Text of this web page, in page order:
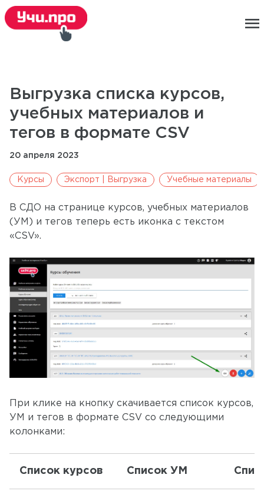
menu
Выгрузка списка курсов,
учебных материалов и
тегов в формате CSV
20 апреля 2023
Курсы Экспорт | Выгрузка Учебные материалы
В СДО на странице курсов, учебных материалов
(УМ) и тегов теперь есть иконка с текстом
«CSV».
При клике на кнопку скачивается список курсов,
УМ и тегов в формате CSV со следующими
колонками:
Список курсов Список УМ